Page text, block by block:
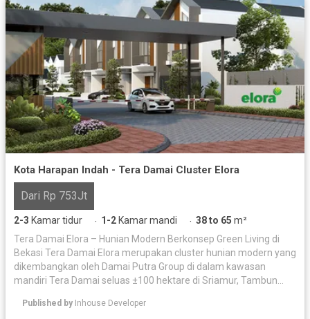
Kota Harapan Indah - Tera Damai Cluster Elora
Dari Rp 753Jt
2-3 Kamar tidur · 1-2 Kamar mandi · 38 to 65 m²
Tera Damai Elora – Hunian Modern Berkonsep Green Living di
Bekasi Tera Damai Elora merupakan cluster hunian modern yang
dikembangkan oleh Damai Putra Group di dalam kawasan
mandiri Tera Damai seluas ±100 hektare di Sriamur, Tambun
kawasan ini dirancang menggunakan konsep Water Sensitive
Published by Inhouse Developer